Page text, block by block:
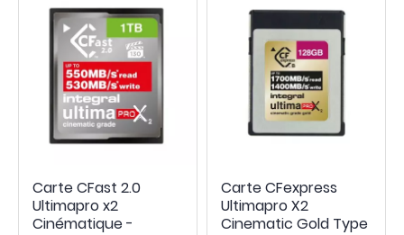
Carte CFast 2.0
Ultimapro x2
Cinématique -
Carte CFexpress
Ultimapro X2
Cinematic Gold Type